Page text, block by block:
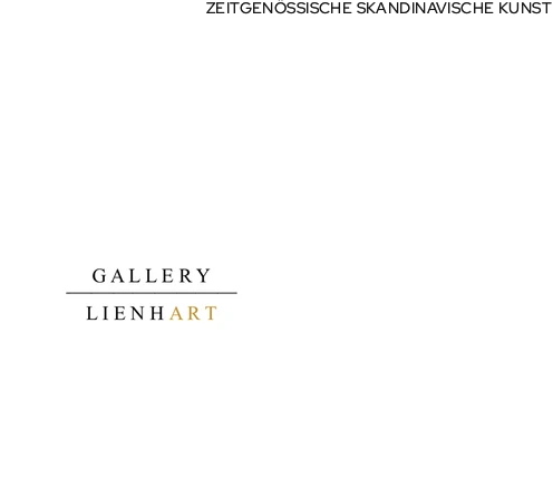
ZEITGENÖSSISCHE SKANDINAVISCHE KUNST
ZEITGENÖSSISCHE SKANDINAVISCHE KUNST